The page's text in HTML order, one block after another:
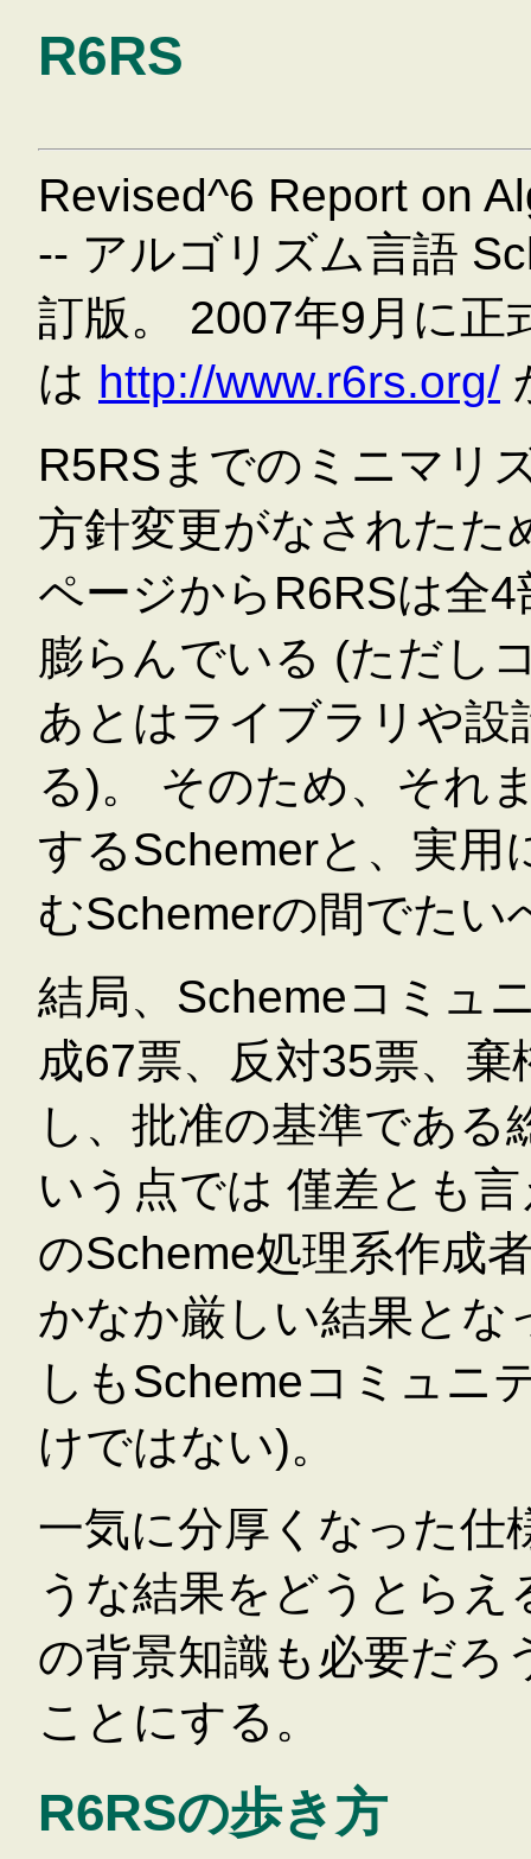
R6RS
Revised^6 Report on
-- アルゴリズム言語
訂版。 2007年9月に正
は http://www.r6rs.org/
R5RSまでのミニマリ
方針変更がなされたた
ページからR6RSは全
膨らんでいる (ただし
あとはライブラリや設
る)。 そのため、それ
するSchemerと、実用
むSchemerの間でたい
結局、Schemeコミュ
成67票、反対35票、
し、批准の基準である
いう点では 僅差とも
のScheme処理系作成
かなか厳しい結果とな
しもSchemeコミュニ
けではない)。
一気に分厚くなった仕
うな結果をどうとら
の背景知識も必要だろ
ことにする。
R6RSの歩き方